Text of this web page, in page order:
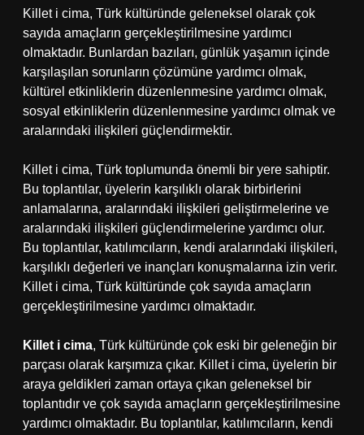
Killet i cima, Türk kültüründe geleneksel olarak çok
sayıda amaçların gerçekleştirilmesine yardımcı
olmaktadır. Bunlardan bazıları, günlük yaşamın içinde
karşılaşılan sorunların çözümüne yardımcı olmak,
kültürel etkinliklerin düzenlenmesine yardımcı olmak,
sosyal etkinliklerin düzenlenmesine yardımcı olmak ve
aralarındaki ilişkileri güçlendirmektir.
Killet i cima, Türk toplumunda önemli bir yere sahiptir.
Bu toplantılar, üyelerin karşılıklı olarak birbirlerini
anlamalarına, aralarındaki ilişkileri geliştirmelerine ve
aralarındaki ilişkileri güçlendirmelerine yardımcı olur.
Bu toplantılar, katılımcıların, kendi aralarındaki ilişkileri,
karşılıklı değerleri ve inançları konuşmalarına izin verir.
Killet i cima, Türk kültüründe çok sayıda amaçların
gerçekleştirilmesine yardımcı olmaktadır.
Killet i cima, Türk kültüründe çok eski bir geleneğin bir
parçası olarak karşımıza çıkar. Killet i cima, üyelerin bir
araya geldikleri zaman ortaya çıkan geleneksel bir
toplantıdır ve çok sayıda amaçların gerçekleştirilmesine
yardımcı olmaktadır. Bu toplantılar, katılımcıların, kendi